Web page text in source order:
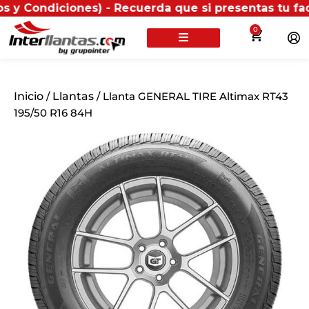
- Recuerda que si presentas tu factura
0
Inicio / Llantas / Llanta GENERAL TIRE Altimax RT43
195/50 R16 84H